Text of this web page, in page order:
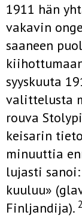
1911 hän
vakavin
saaneen
syyskuuta
valittelusta
rouva
keisarin
minuuttia
lujasti
kuuluu»
Finljandija).